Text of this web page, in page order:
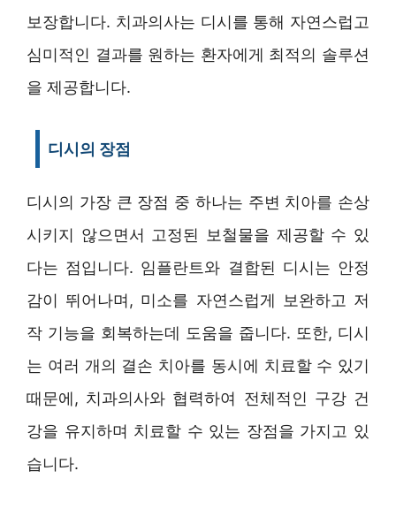
보장합니다. 치과의사는 디시를 통해 자연스럽고
심미적인 결과를 원하는 환자에게 최적의 솔루션
을 제공합니다.
디시의 장점
디시의 가장 큰 장점 중 하나는 주변 치아를 손상
시키지 않으면서 고정된 보철물을 제공할 수 있
다는 점입니다. 임플란트와 결합된 디시는 안정
감이 뛰어나며, 미소를 자연스럽게 보완하고 저
작 기능을 회복하는데 도움을 줍니다. 또한, 디시
는 여러 개의 결손 치아를 동시에 치료할 수 있기
때문에, 치과의사와 협력하여 전체적인 구강 건
강을 유지하며 치료할 수 있는 장점을 가지고 있
습니다.